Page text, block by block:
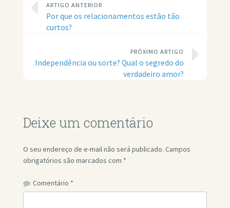
ARTIGO ANTERIOR
Por que os relacionamentos estão tão
curtos?
PRÓXIMO ARTIGO
Independência ou sorte? Qual o segredo do
verdadeiro amor?
Deixe um comentário
O seu endereço de e-mail não será publicado. Campos
obrigatórios são marcados com *
Comentário *